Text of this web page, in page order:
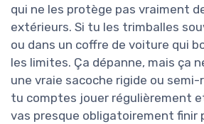
qui ne les protège pas vraiment
extérieurs. Si tu les trimballes
ou dans un coffre de voiture qui
les limites. Ça dépanne, mais ça
une vraie sacoche rigide ou
tu comptes jouer régulièrement
vas presque obligatoirement finir